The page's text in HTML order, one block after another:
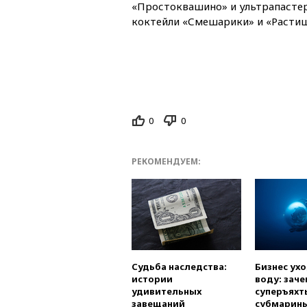
«Простоквашино» и
коктейли «Смешарики» и
0 0
РЕКОМЕНДУЕМ:
Судьба наследства:
истории
удивительных
завещаний
Бизнес
воду: